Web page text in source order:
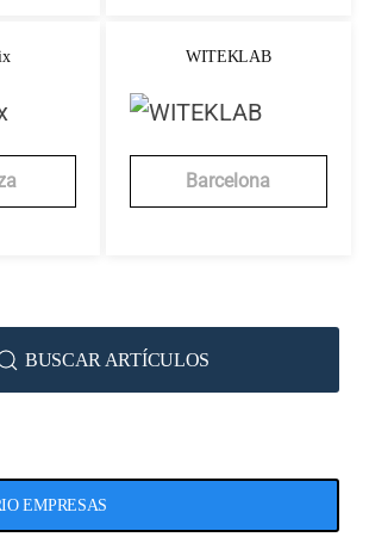
WITEKLAB
Barcelona
BUSCAR ARTÍCULOS
EMPRESAS